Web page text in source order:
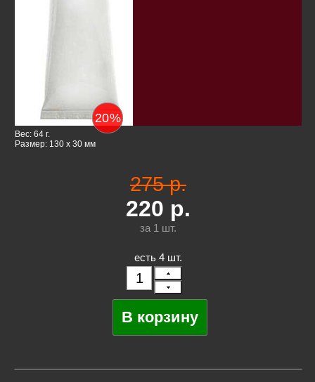
20%
Вес: 64 г.
Размер: 130 x 30 мм
275 р.
220 р.
за 1 шт.
есть 4 шт.